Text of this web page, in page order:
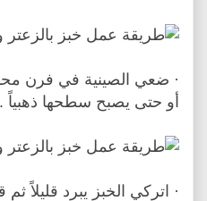
أو حتى يصبح سطحها ذهبياً .
· اتركي الخبز يبرد